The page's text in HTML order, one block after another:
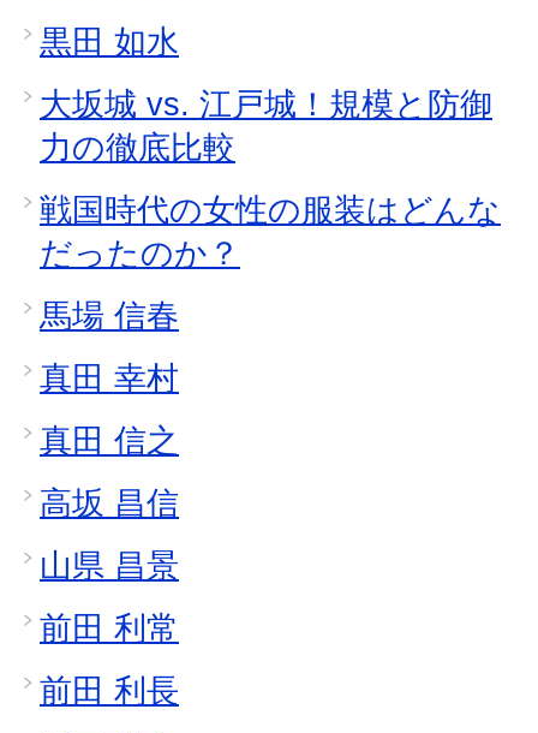
黒田 如水
大坂城 vs. 江戸城！規模と防御
力の徹底比較
戦国時代の女性の服装はどんな
だったのか？
馬場 信春
真田 幸村
真田 信之
高坂 昌信
山県 昌景
前田 利常
前田 利長